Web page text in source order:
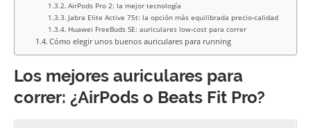
AirPods Pro 2: la mejor tecnología
Jabra Elite Active 75t: la opción más equilibrada precio-calidad
Huawei FreeBuds SE: auriculares low-cost para correr
Cómo elegir unos buenos auriculares para running
Los mejores auriculares para
correr: ¿AirPods o Beats Fit Pro?